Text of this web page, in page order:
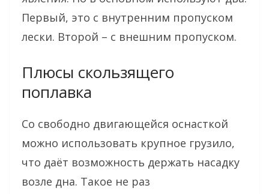
Первый, это с внутренним пропуском
лески. Второй – с внешним пропуском.
Плюсы скользящего
поплавка
Со свободно двигающейся оснасткой
можно использовать крупное грузило,
что даёт возможность держать насадку
возле дна. Такое не раз